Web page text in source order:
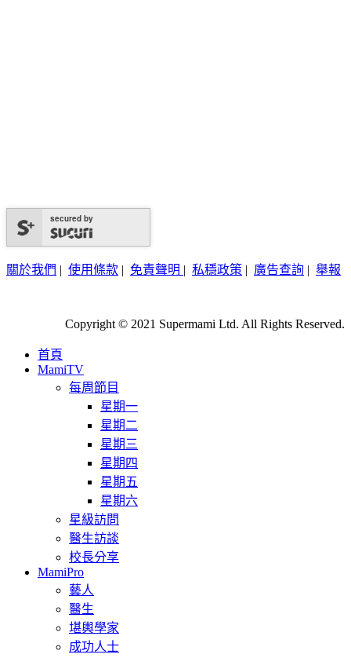
secured by
關於我們 | 使用條款 | 免責聲明 | 私穩政策 | 廣告查詢 | 舉報
Copyright © 2021 Supermami Ltd. All Rights Reserved.
首頁
MamiTV
每周節目
星期一
星期二
星期三
星期四
星期五
星期六
星級訪問
醫生訪談
校長分享
MamiPro
藝人
醫生
堪輿學家
成功人士